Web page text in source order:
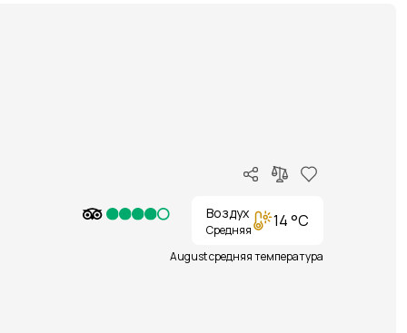
Воздух
Средняя 14 °C
August средняя температура